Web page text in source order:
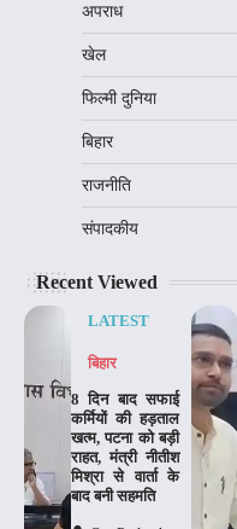
अपराध
खेल
फिल्मी दुनिया
बिहार
राजनीति
संपादकीय
Recent Viewed
LATEST
बिहार
8 दिन बाद सफाई
कर्मियों की हड़ताल
खत्म, पटना को बड़ी
राहत, मंत्री नीतीश
मिश्रा से वार्ता के
बाद बनी सहमति